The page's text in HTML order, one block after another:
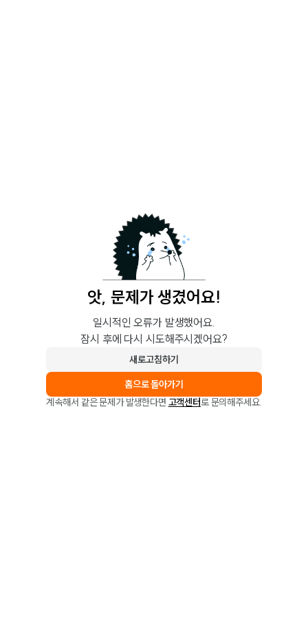
앗, 문제가 생겼어요!
일시적인 오류가 발생했어요.
잠시 후에 다시 시도해주시겠어요?
새로고침하기
홈으로 돌아가기
계속해서 같은 문제가 발생한다면 고객센터로 문의해주세요.